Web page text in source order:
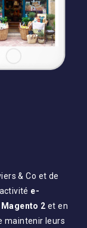
& Co et de
e-
Magento 2 et en
maintenir leurs